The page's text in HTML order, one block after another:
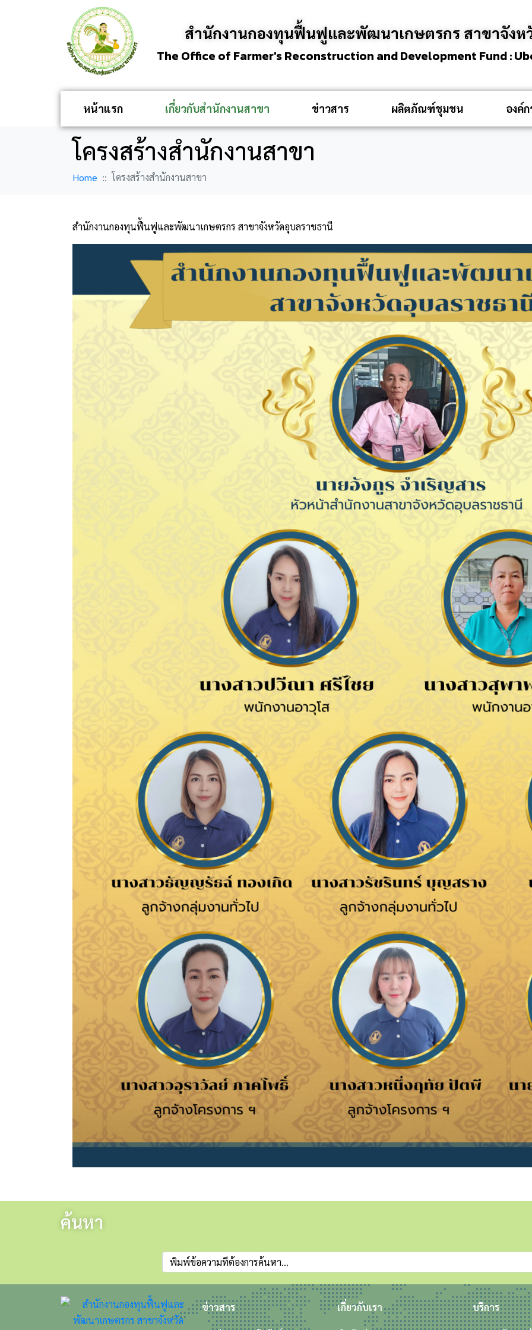
สำนักงานกองทุนฟื้นฟูและพัฒนาเกษตรกร สาขาจังห
The Office of Farmer's Reconstruction and Development Fund :
หน้าแรก เกี่ยวกับสำนักงานสาขา ข่าวสาร ผลิตภัณฑ์ชุมชน องค์
โครงสร้างสำนักงานสาขา
Home โครงสร้างสำนักงานสาขา
สำนักงานกองทุนฟื้นฟูและพัฒนาเกษตรกร สาขาจังหวัดอุบลราชธานี
ค้นหา
ข่าวสาร เกี่ยวกับเรา บริการ